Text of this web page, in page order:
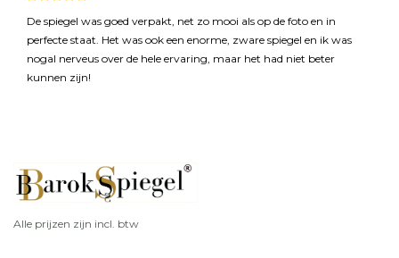
De spiegel was goed verpakt, net zo mooi als op de foto en in
perfecte staat. Het was ook een enorme, zware spiegel en ik was
nogal nerveus over de hele ervaring, maar het had niet beter
kunnen zijn!
Alle prijzen zijn incl. btw